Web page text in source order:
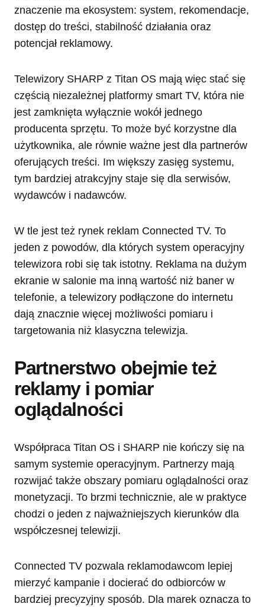
znaczenie ma ekosystem: system, rekomendacje,
dostęp do treści, stabilność działania oraz
potencjał reklamowy.
Telewizory SHARP z Titan OS mają więc stać się
częścią niezależnej platformy smart TV, która nie
jest zamknięta wyłącznie wokół jednego
producenta sprzętu. To może być korzystne dla
użytkownika, ale równie ważne jest dla partnerów
oferujących treści. Im większy zasięg systemu,
tym bardziej atrakcyjny staje się dla serwisów,
wydawców i nadawców.
W tle jest też rynek reklam Connected TV. To
jeden z powodów, dla których system operacyjny
telewizora robi się tak istotny. Reklama na dużym
ekranie w salonie ma inną wartość niż baner w
telefonie, a telewizory podłączone do internetu
dają znacznie więcej możliwości pomiaru i
targetowania niż klasyczna telewizja.
Partnerstwo obejmie też
reklamy i pomiar
oglądalności
Współpraca Titan OS i SHARP nie kończy się na
samym systemie operacyjnym. Partnerzy mają
rozwijać także obszary pomiaru oglądalności oraz
monetyzacji. To brzmi technicznie, ale w praktyce
chodzi o jeden z najważniejszych kierunków dla
współczesnej telewizji.
Connected TV pozwala reklamodawcom lepiej
mierzyć kampanie i docierać do odbiorców w
bardziej precyzyjny sposób. Dla marek oznacza to